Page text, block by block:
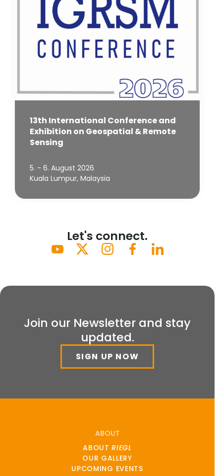
13th International Conference and
Exhibition on Geospatial & Remote
Sensing
5. - 6. August 2026
Kuala Lumpur, Malaysia
Let's connect.
Join our Newsletter and stay
updated.
SIGN UP NOW
ABOUT
ABOUTRIEGL
OUR GALLERY
UPCOMING EVENTS